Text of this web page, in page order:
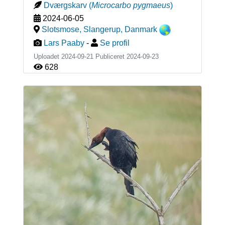
Dværgskarv (Microcarbo pygmaeus)
2024-06-05
Slotsmose, Slangerup, Danmark
Lars Paaby - Se profil
Uploadet 2024-09-21 Publiceret 2024-09-23
628